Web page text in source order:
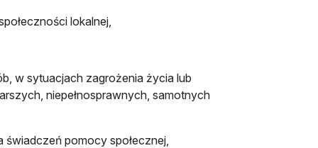
lokalnej,
w sytuacjach zagrożenia życia lub
niepełnosprawnych, samotnych
pomocy społecznej,